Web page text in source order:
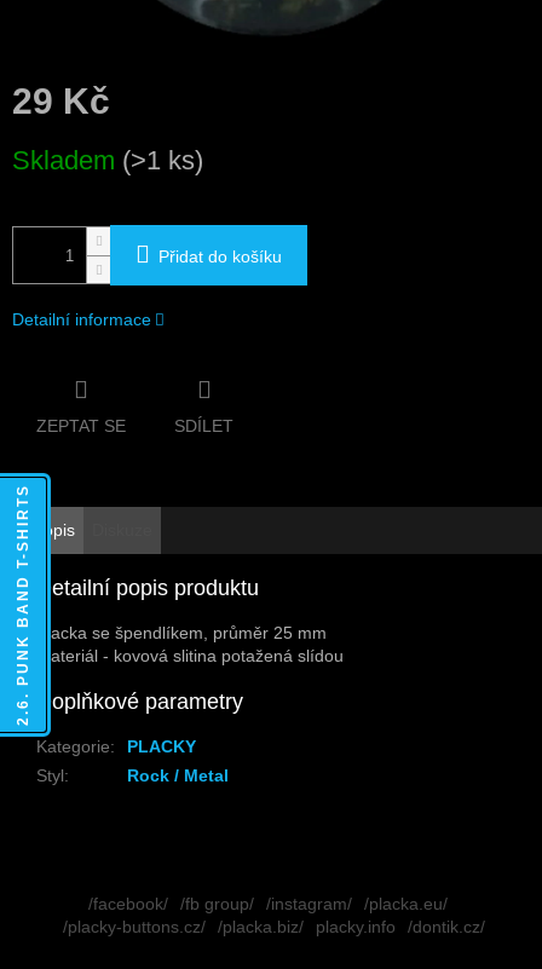
29 Kč
cena:
Skladem (>1 ks)
Přidat do košíku
Detailní informace
ZEPTAT SE SDÍLET
Popis
Detailní popis produktu
Placka se špendlíkem, průměr 25 mm
Materiál - kovová slitina potažená slídou
Doplňkové parametry
Kategorie:
PLACKY
Styl: Rock / Metal
/facebook/ /fb group/ /instagram/
/placka.eu/
/placky-buttons.cz/
/placka.biz/ placky.info /dontik.cz/
2.6. PUNK BAND T-SHIRTS